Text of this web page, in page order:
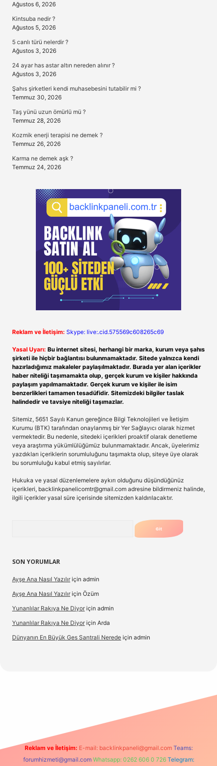
Ağustos 6, 2026
Kintsuba nedir ?
Ağustos 5, 2026
5 canlı türü nelerdir ?
Ağustos 3, 2026
24 ayar has astar altın nereden alınır ?
Ağustos 3, 2026
Şahıs şirketleri kendi muhasebesini tutabilir mi ?
Temmuz 30, 2026
Taş yünü uzun ömürlü mü ?
Temmuz 28, 2026
Kozmik enerji terapisi ne demek ?
Temmuz 26, 2026
Karma ne demek aşk ?
Temmuz 24, 2026
Reklam ve İletişim: Skype: live:.cid.575569c608265c69
Yasal Uyarı: Bu internet sitesi, herhangi bir marka, kurum veya şahıs
şirketi ile hiçbir bağlantısı bulunmamaktadır. Sitede yalnızca kendi
hazırladığımız makaleler paylaşılmaktadır. Burada yer alan içerikler
haber niteliği taşımamakta olup, gerçek kurum ve kişiler hakkında
paylaşım yapılmamaktadır. Gerçek kurum ve kişiler ile isim
benzerlikleri tamamen tesadüfidir. Sitemizdeki bilgiler taslak
halindedir ve tavsiye niteliği taşımazlar.
Sitemiz, 5651 Sayılı Kanun gereğince Bilgi Teknolojileri ve İletişim
Kurumu (BTK) tarafından onaylanmış bir Yer Sağlayıcı olarak hizmet
vermektedir. Bu nedenle, sitedeki içerikleri proaktif olarak denetleme
veya araştırma yükümlülüğümüz bulunmamaktadır. Ancak, üyelerimiz
yazdıkları içeriklerin sorumluluğunu taşımakta olup, siteye üye olarak
bu sorumluluğu kabul etmiş sayılırlar.
Hukuka ve yasal düzenlemelere aykırı olduğunu düşündüğünüz
içerikleri, backlinkpanelicomtr@gmail.com adresine bildirmeniz halinde,
ilgili içerikler yasal süre içerisinde sitemizden kaldırılacaktır.
SON YORUMLAR
Ayşe Ana Nasıl Yazılır için admin
Ayşe Ana Nasıl Yazılır için Özüm
Yunanlılar Rakıya Ne Diyor için admin
Yunanlılar Rakıya Ne Diyor için Arda
Dünyanın En Büyük Ges Santrali Nerede için admin
Reklam ve İletişim: E-mail: backlinkpaneli@gmail.com Teams:
forumhizmeti@gmail.com Whatsapp: 0262 606 0 726 Telegram: